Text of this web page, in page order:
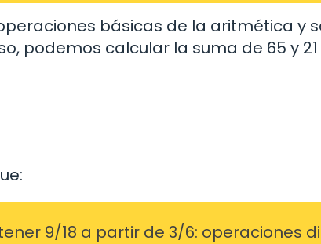
básicas de la aritmética y
podemos calcular la suma de 65 y
9/18 a partir de 3/6: operaciones